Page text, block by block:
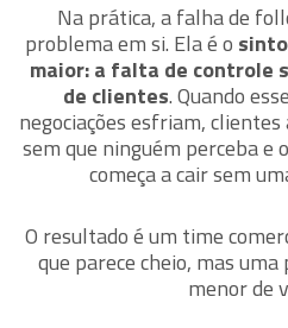
Na prática, a falha de
problema em si. Ela é o
maior: a falta de controle
de clientes. Quando
negociações esfriam,
sem que ninguém perceba
começa a cair sem
O resultado é um time
que parece cheio, mas
menor de